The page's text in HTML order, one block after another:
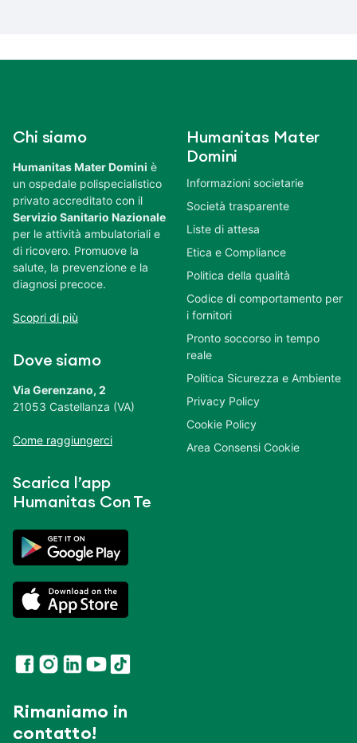
Chi siamo
Humanitas Mater Domini è
un ospedale polispecialistico
privato accreditato con il
Servizio Sanitario Nazionale
per le attività ambulatoriali e
di ricovero. Promuove la
salute, la prevenzione e la
diagnosi precoce.
Scopri di più
Dove siamo
Via Gerenzano, 2
21053 Castellanza (VA)
Come raggiungerci
Scarica l’app
Humanitas Con Te
Rimaniamo in
contatto!
Humanitas Mater
Domini
Informazioni societarie
Società trasparente
Liste di attesa
Etica e Compliance
Politica della qualità
Codice di comportamento per
i fornitori
Pronto soccorso in tempo
reale
Politica Sicurezza e Ambiente
Privacy Policy
Cookie Policy
Area Consensi Cookie